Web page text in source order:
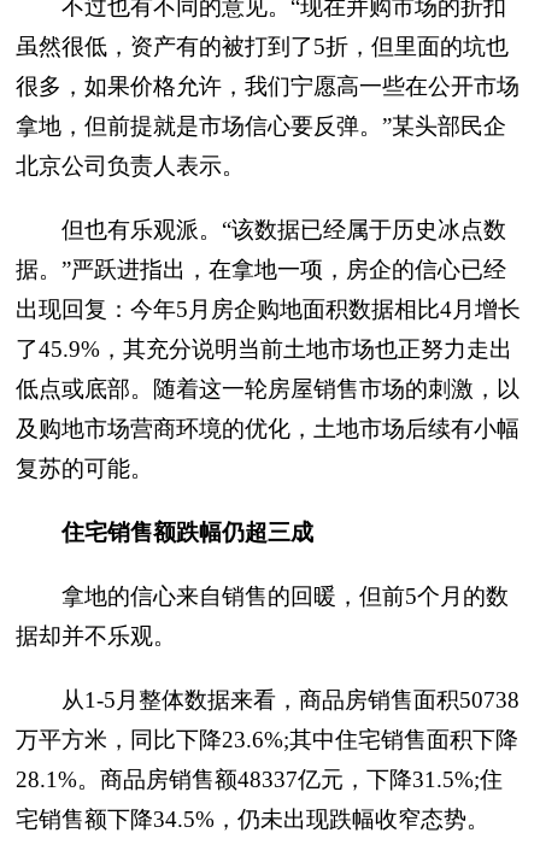
不过也有不同的意见。“现在并购市场的折扣
虽然很低，资产有的被打到了5折，但里面的坑也
很多，如果价格允许，我们宁愿高一些在公开市场
拿地，但前提就是市场信心要反弹。”某头部民企
北京公司负责人表示。
但也有乐观派。“该数据已经属于历史冰点数
据。”严跃进指出，在拿地一项，房企的信心已经
出现回复：今年5月房企购地面积数据相比4月增长
了45.9%，其充分说明当前土地市场也正努力走出
低点或底部。随着这一轮房屋销售市场的刺激，以
及购地市场营商环境的优化，土地市场后续有小幅
复苏的可能。
住宅销售额跌幅仍超三成
拿地的信心来自销售的回暖，但前5个月的数
据却并不乐观。
从1-5月整体数据来看，商品房销售面积50738
万平方米，同比下降23.6%;其中住宅销售面积下降
28.1%。商品房销售额48337亿元，下降31.5%;住
宅销售额下降34.5%，仍未出现跌幅收窄态势。